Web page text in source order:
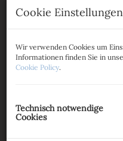
Alle
Cookie Einstellungen
Wir verwenden Cookies um
Informationen finden Sie in
Cookie Policy.
Technisch notwendige
Cookies